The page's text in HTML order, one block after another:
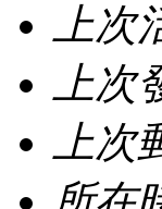
上次
上次
上次